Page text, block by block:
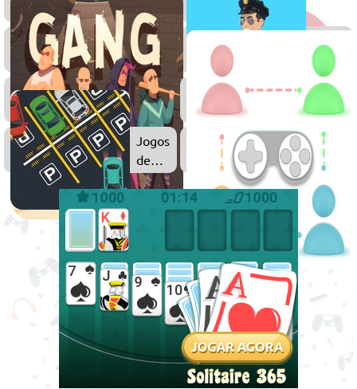
de
Drift
Jogos
de
Simulador
de
Polícia
Jogos
de
Jogos
Jogos
de
Estacionar